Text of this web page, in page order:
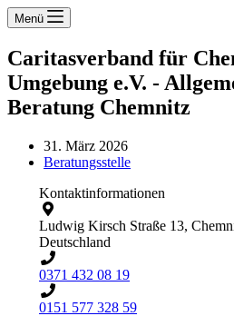
Menü
Caritasverband für
Umgebung e.V. -
Beratung Chemnitz
31. März 2026
Beratungsstelle
Kontaktinformationen
Ludwig Kirsch Straße 13,
Deutschland
0371 432 08 19
0151 577 328 59